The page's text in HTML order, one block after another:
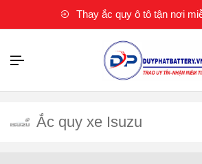
Thay ắc quy ô tô tận nơi
Ắc quy xe Isuzu